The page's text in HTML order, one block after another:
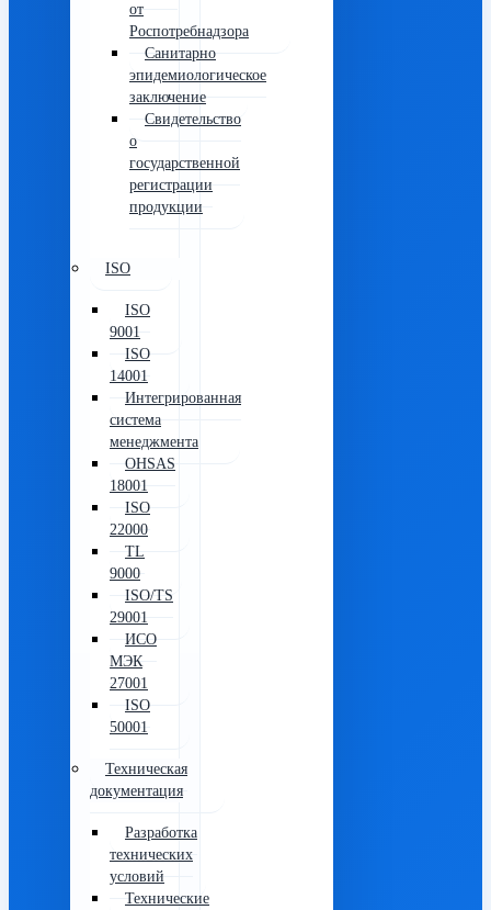
от
Роспотребнадзора
Санитарно
эпидемиологическое
заключение
Свидетельство
о
государственной
регистрации
продукции
ISO
ISO
9001
ISO
14001
Интегрированная
система
менеджмента
OHSAS
18001
ISO
22000
TL
9000
ISO/TS
29001
ИСО
МЭК
27001
ISO
50001
Техническая
документация
Разработка
технических
условий
Технические